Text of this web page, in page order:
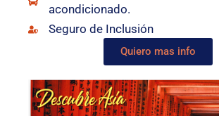
acondicionado.
Seguro de Inclusión
Quiero mas info